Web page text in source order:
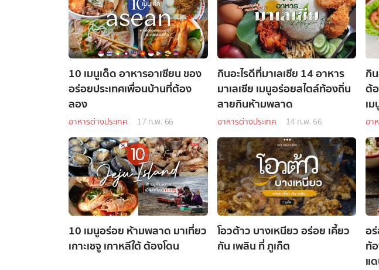
10 เมนูเด็ด อาหารอาเซียน ของ
อร่อยประเทศเพื่อนบ้านที่ต้อง
ลอง
อาหารต่างประเทศ 17 ก.พ. 66
กินอะไรดีที่มาเลเซีย 14 อาหาร
มาเลเซีย เมนูอร่อยสไตล์ท้องถิ่น
สายกินห้ามพลาด
อาหารต่างประเทศ 14 ก.พ. 66
กิ
ต้
เ
อา
10 เมนูอร่อย ห้ามพลาด มาเที่ยว
เกาะเชจู เกาหลีใต้ ต้องโดน
โอวต้าว บางเหนียว อร่อย เคี้ยว
กัน เพลิน ที่ ภูเก็ต
อ
ท้
แ